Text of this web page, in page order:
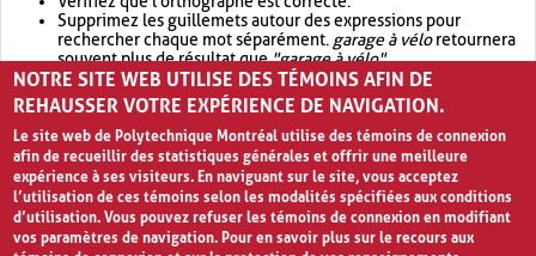
Supprimez les guillemets autour des expressions pour
rechercher chaque mot séparément. garage à véloretournera
souvent plus de résultat que"garage à vélo".
Envisagez d'élargir votre recherche avec OR.garage OR vélo
retournera souvent plus de résultat quegarage à vélo
NOTRE SITE WEB UTILISE DES TÉMOINS AFIN DE
REHAUSSER VOTRE EXPÉRIENCE DE NAVIGATION.
Le site web de Polytechnique Montréal utilise des témoins de connexion
afin de recueillir des statistiques générales et offrir une meilleure
expérience à ses visiteurs. En naviguant sur le site, vous acceptez
l’utilisation de ces témoins selon les modalités spécifiées aux conditions
d’utilisation. Vous pouvez refuser les témoins de connexion en modifiant
vos paramètres de navigation. Pour en savoir plus sur le recours aux